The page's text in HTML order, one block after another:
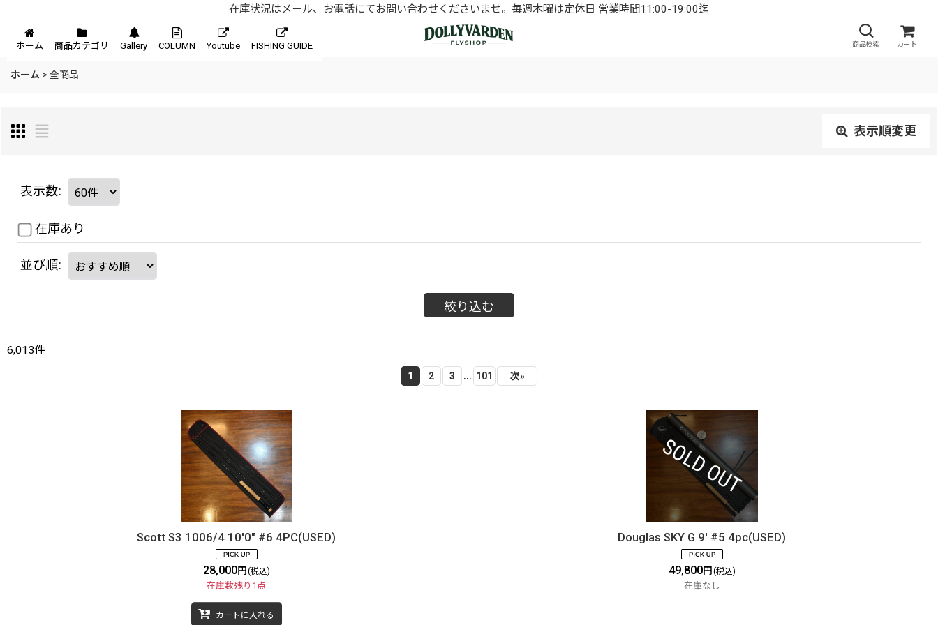
在庫状況はメール、お電話にてお問い合わせくださいませ。毎週木曜は定休日 営業時間11:00-19:00迄
メニュー 商品検索 カート
ホーム 商品カテゴリ Gallery COLUMN Youtube FISHING GUIDE
ホーム > 全商品
表示順変更
表示数:
在庫あり
並び順:
絞り込む
6,013件
1 2 3 ... 101 次»
Scott S3 1006/4 10'0" #6 4PC(USED)
28,000円 (税込)
在庫数残り1点
カートに入れる
Douglas SKY G 9' #5 4pc(USED)
49,800円 (税込)
在庫なし